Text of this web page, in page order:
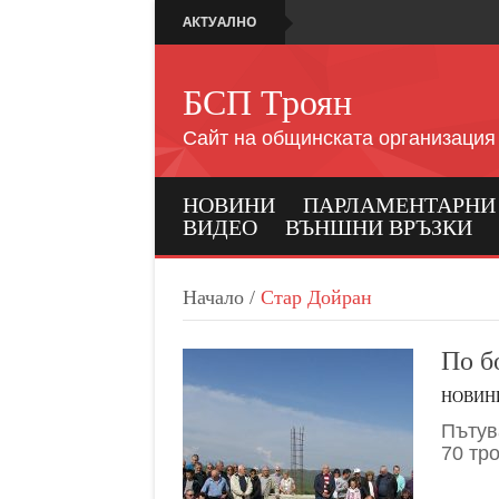
АКТУАЛНО
БСП Троян
Сайт на общинската организация
НОВИНИ ПАРЛАМЕНТАРНИ
ВИДЕО
ВЪНШНИ ВРЪЗКИ
Начало / Стар Дойран
По
70